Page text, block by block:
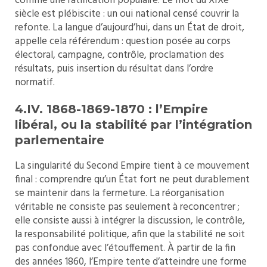
siècle est plébiscite : un oui national censé couvrir la
refonte. La langue d’aujourd’hui, dans un État de droit,
appelle cela référendum : question posée au corps
électoral, campagne, contrôle, proclamation des
résultats, puis insertion du résultat dans l’ordre
normatif.
4.IV. 1868-1869-1870 : l’Empire
libéral, ou la stabilité par l’intégration
parlementaire
La singularité du Second Empire tient à ce mouvement
final : comprendre qu’un État fort ne peut durablement
se maintenir dans la fermeture. La réorganisation
véritable ne consiste pas seulement à reconcentrer ;
elle consiste aussi à intégrer la discussion, le contrôle,
la responsabilité politique, afin que la stabilité ne soit
pas confondue avec l’étouffement. À partir de la fin
des années 1860, l’Empire tente d’atteindre une forme